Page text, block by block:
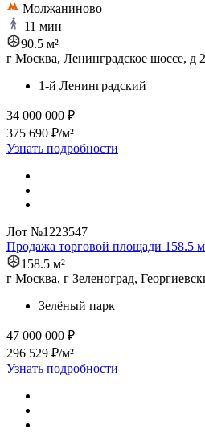
Молжаниново
11 мин
90.5 м²
г Москва, Ленинградское шоссе, д
1-й Ленинградский
34 000 000 ₽
375 690 ₽/м²
Узнать подробности
Лот №1223547
Продажа торговой площади 158.5
158.5 м²
г Москва, г Зеленоград,
Зелёный парк
47 000 000 ₽
296 529 ₽/м²
Узнать подробности